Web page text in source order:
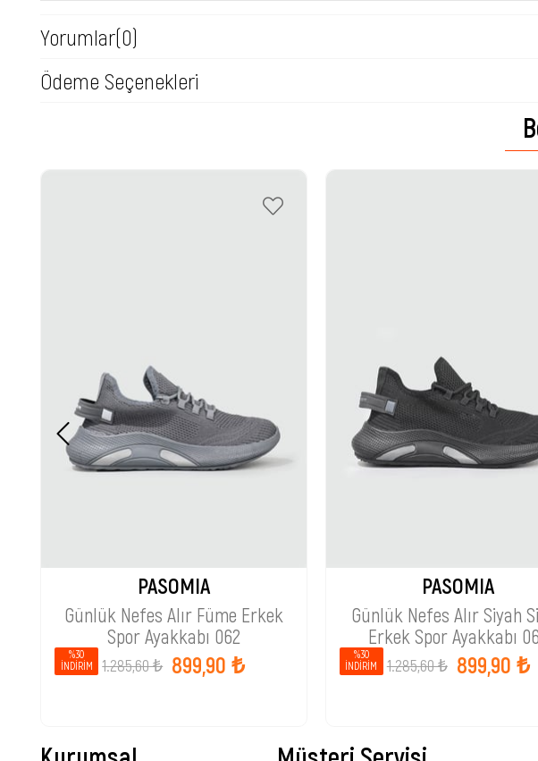
Yorumlar(0)
Ödeme Seçenekleri
PASOMIA
Günlük Nefes Alır Füme Erkek
Spor Ayakkabı 062
899,90 ₺
1.285,60 ₺
%30
İNDIRIM
PASOMIA
Günlük Nefes Alır Siyah
Erkek Spor Ayakkabı
899,90 ₺
1.285,60 ₺
%30
İNDIRIM